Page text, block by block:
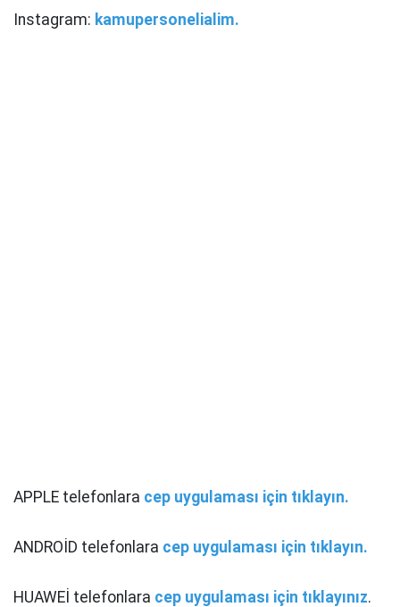
Instagram: kamupersonelialim.
APPLE telefonlara cep uygulaması için tıklayın.
ANDROİD telefonlara cep uygulaması için tıklayın.
HUAWEİ telefonlara cep uygulaması için tıklayınız.